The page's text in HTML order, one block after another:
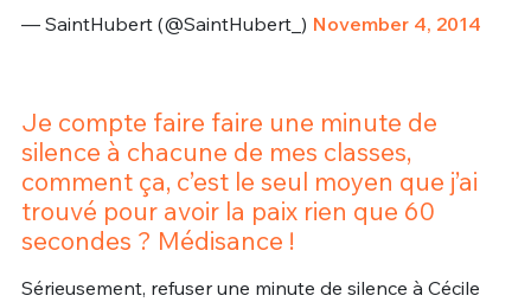
— SaintHubert (@SaintHubert_) November 4, 2014
Je compte faire faire une minute de
silence à chacune de mes classes,
comment ça, c’est le seul moyen que j’ai
trouvé pour avoir la paix rien que 60
secondes ? Médisance !
Sérieusement, refuser une minute de silence à Cécile